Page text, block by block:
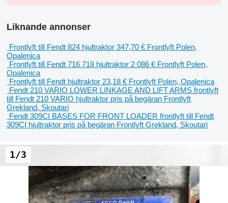
Liknande annonser
Frontlyft till Fendt 824 hjultraktor 347,70 € Frontlyft Polen,
Opalenica
Frontlyft till Fendt 716 718 hjultraktor 2 086 € Frontlyft Polen,
Opalenica
Frontlyft till Fendt hjultraktor 23,18 € Frontlyft Polen, Opalenica
Fendt 210 VARIO LOWER LINKAGE AND LIFT ARMS frontlyft
till Fendt 210 VARIO hjultraktor pris på begäran Frontlyft
Grekland, Skoutari
Fendt 309CI BASES FOR FRONT LOADER frontlyft till Fendt
309CI hjultraktor pris på begäran Frontlyft Grekland, Skoutari
1/3